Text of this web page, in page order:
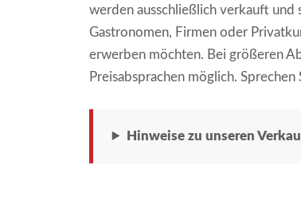
werden ausschließlich verkauft und
Gastronomen, Firmen oder
erwerben möchten. Bei größeren
Preisabsprachen möglich. Sprechen
Hinweise zu unseren